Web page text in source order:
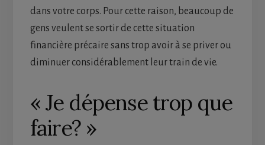
dans votre corps. Pour cette raison, beaucoup de
gens veulent se sortir de cette situation
financière précaire sans trop avoir à se priver ou
diminuer considérablement leur train de vie.
« Je dépense trop que
faire? »